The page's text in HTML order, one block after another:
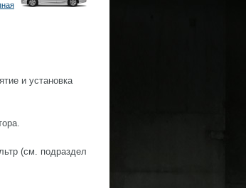
и установка
(см. подраздел